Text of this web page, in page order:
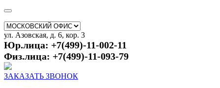
ул. Азовская, д. 6, кор. 3
Юр.лица: +7(499)-11-002-11
Физ.лица: +7(499)-11-093-79
ЗАКАЗАТЬ ЗВОНОК